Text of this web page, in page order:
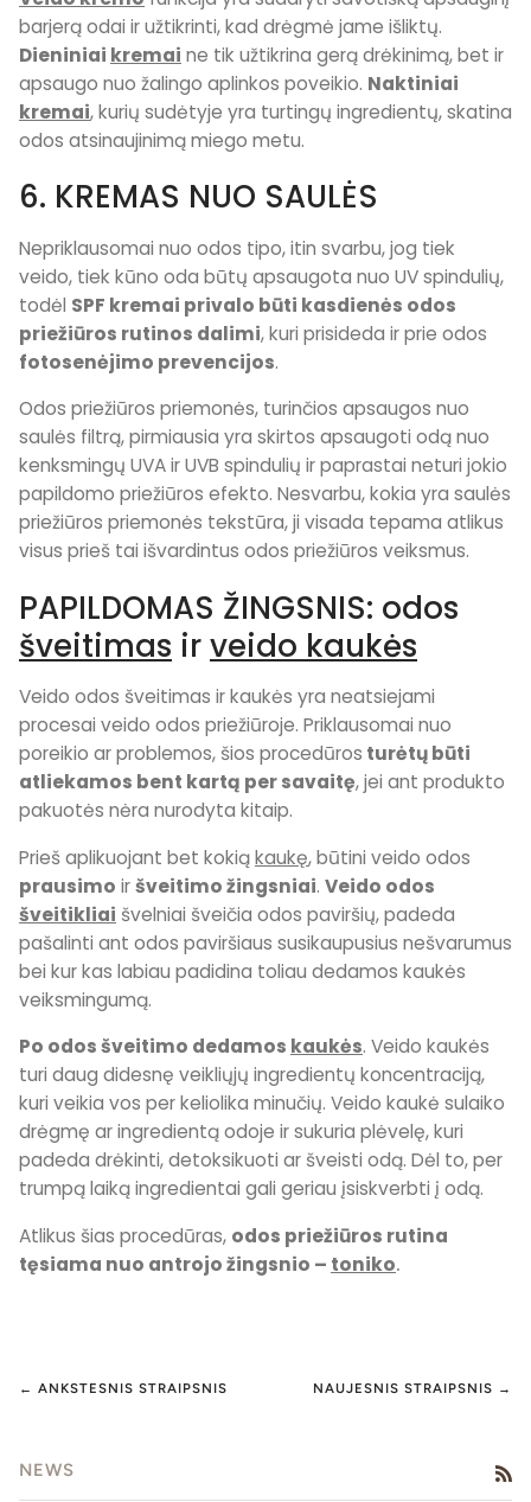
barjerą odai ir užtikrinti, kad drėgmė jame išliktų.
Dieniniai kremai ne tik užtikrina gerą drėkinimą, bet ir
apsaugo nuo žalingo aplinkos poveikio. Naktiniai
kremai, kurių sudėtyje yra turtingų ingredientų, skatina
odos atsinaujinimą miego metu.
6. KREMAS NUO SAULĖS
Nepriklausomai nuo odos tipo, itin svarbu, jog tiek
veido, tiek kūno oda būtų apsaugota nuo UV spindulių,
todėl SPF kremai privalo būti kasdienės odos
priežiūros rutinos dalimi, kuri prisideda ir prie odos
fotosenėjimo prevencijos.
Odos priežiūros priemonės, turinčios apsaugos nuo
saulės filtrą, pirmiausia yra skirtos apsaugoti odą nuo
kenksmingų UVA ir UVB spindulių ir paprastai neturi jokio
papildomo priežiūros efekto. Nesvarbu, kokia yra saulės
priežiūros priemonės tekstūra, ji visada tepama atlikus
visus prieš tai išvardintus odos priežiūros veiksmus.
PAPILDOMAS ŽINGSNIS: odos
šveitimas irveido kaukės
Veido odos šveitimas ir kaukės yra neatsiejami
procesai veido odos priežiūroje. Priklausomai nuo
poreikio ar problemos, šios procedūros turėtų būti
atliekamos bent kartą per savaitę, jei ant produkto
pakuotės nėra nurodyta kitaip.
Prieš aplikuojant bet kokiąkaukę, būtini veido odos
prausimo iršveitimo žingsniai. Veido odos
šveitikliai švelniai šveičia odos paviršių, padeda
pašalinti ant odos paviršiaus susikaupusius nešvarumus
bei kur kas labiau padidina toliau dedamos kaukės
veiksmingumą.
Po odos šveitimo dedamos kaukės. Veido kaukės
turi daug didesnę veikliųjų ingredientų koncentraciją,
kuri veikia vos per keliolika minučių. Veido kaukė sulaiko
drėgmę ar ingredientą odoje ir sukuria plėvelę, kuri
padeda drėkinti, detoksikuoti ar šveisti odą. Dėl to, per
trumpą laiką ingredientai gali geriau įsiskverbti į odą.
Atlikus šias procedūras, odos priežiūros rutina
tęsiama nuo antrojo žingsnio – toniko.
← ANKSTESNIS STRAIPSNIS NAUJESNIS STRAIPSNIS →
NEWS